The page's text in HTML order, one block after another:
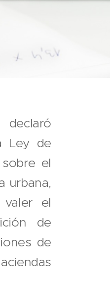
Ley de
el
urbana,
valer el
de
de